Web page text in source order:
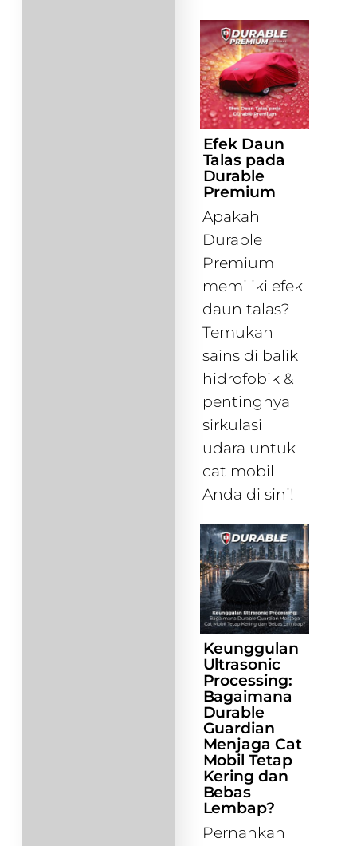
Efek Daun
Talas pada
Durable
Premium
Apakah
Durable
Premium
memiliki efek
daun talas?
Temukan
sains di balik
hidrofobik &
pentingnya
sirkulasi
udara untuk
cat mobil
Anda di sini!
Keunggulan
Ultrasonic
Processing:
Bagaimana
Durable
Guardian
Menjaga Cat
Mobil Tetap
Kering dan
Bebas
Lembap?
Pernahkah